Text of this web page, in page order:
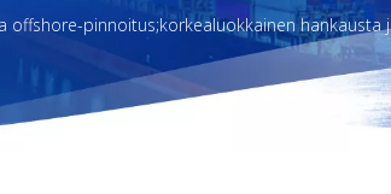
offshore-pinnoitus;korkealuokkainen